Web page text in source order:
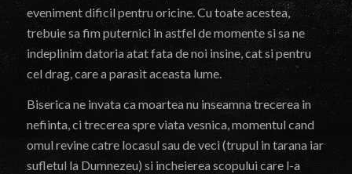
eveniment dificil pentru oricine. Cu toate acestea,
trebuie sa fim puternici in astfel de momente si sa ne
indeplinim datoria atat fata de noi insine, cat si pentru
cel drag, care a parasit aceasta lume.
Biserica ne invata ca moartea nu inseamna trecerea in
nefiinta, ci trecerea spre viata vesnica, momentul cand
omul revine catre locasul sau de veci (trupul in tarana iar
sufletul la Dumnezeu) si incheierea scopului care l-a